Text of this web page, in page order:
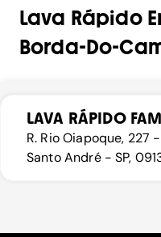
Lava Rápido
Borda-Do-
LAVA RÁPIDO
R. Rio Oiapoque, 227
Santo André - SP,